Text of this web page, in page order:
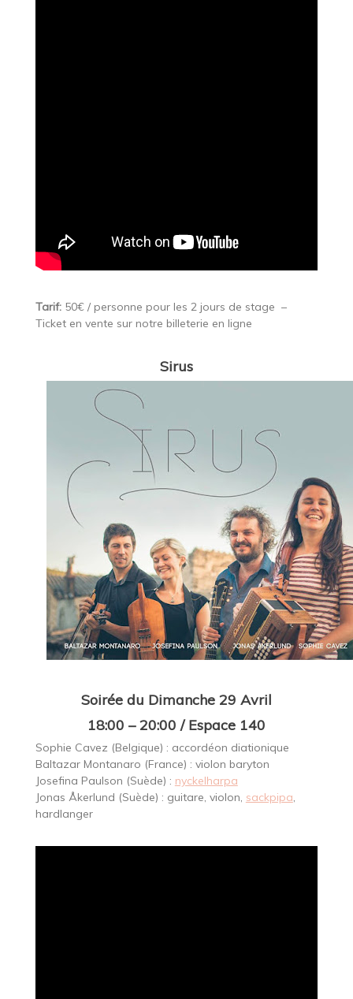
Tarif:50€ / personne pour les 2 jours de stage –
Ticket en vente sur notre billeterie en ligne
Sirus
Soirée du Dimanche 29 Avril
18:00 – 20:00 / Espace 140
Sophie Cavez (Belgique) : accordéon diationique
Baltazar Montanaro (France) : violon baryton
Josefina Paulson (Suède) : nyckelharpa
Jonas Åkerlund (Suède) : guitare, violon, sackpipa,
hardlanger